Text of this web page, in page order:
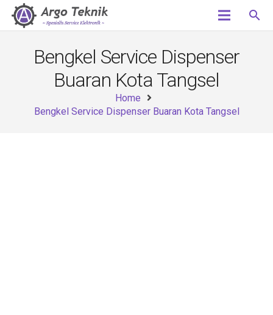
search
Bengkel Service Dispenser
Buaran Kota Tangsel
Home
Bengkel Service Dispenser Buaran Kota Tangsel